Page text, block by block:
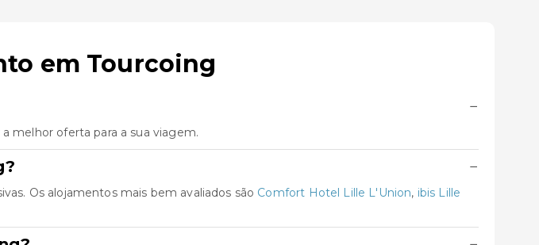
em Tourcoing
−
melhor oferta para a sua viagem.
−
Os alojamentos mais bem avaliados são Comfort Hotel Lille L'Union, ibis Lille